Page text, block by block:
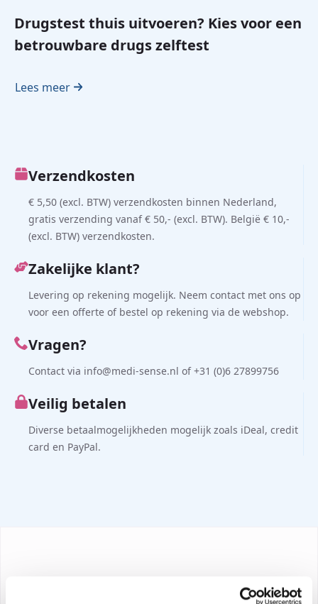
Drugstest thuis uitvoeren? Kies voor een
betrouwbare drugs zelftest
Lees meer
Verzendkosten
€ 5,50 (excl. BTW) verzendkosten binnen Nederland,
gratis verzending vanaf € 50,- (excl. BTW). België € 10,-
(excl. BTW) verzendkosten.
Zakelijke klant?
Levering op rekening mogelijk. Neem contact met ons op
voor een offerte of bestel op rekening via de webshop.
Vragen?
Contact via info@medi-sense.nl of +31 (0)6 27899756
Veilig betalen
Diverse betaalmogelijkheden mogelijk zoals iDeal, credit
card en PayPal.